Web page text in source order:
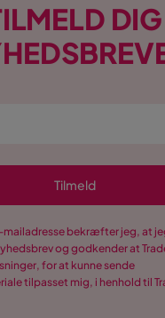
DIG
Tilmeld
bekræfter jeg, at
og godkender at
for at kunne sende
tilpasset mig, i henhold til